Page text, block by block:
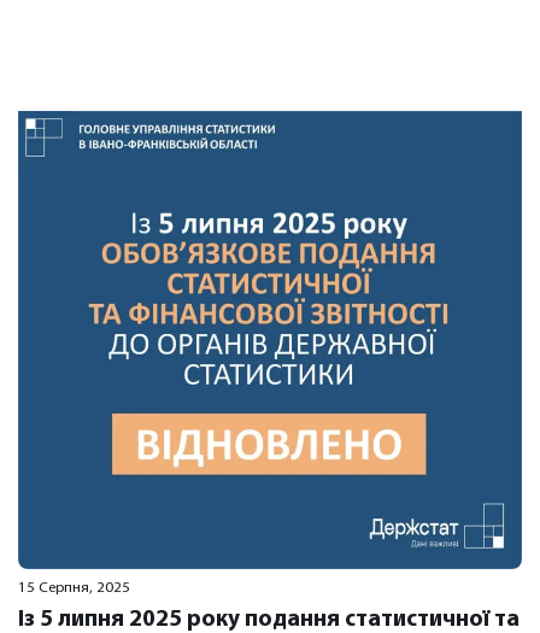
15 Серпня, 2025
Із 5 липня 2025 року подання статистичної та